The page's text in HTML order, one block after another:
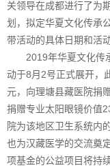
关领导在成都进行了为
划，拟定华夏文化传承
带活动的具体日期和活动
2019年华夏文化传
动于8月2号正式展开，
元，向理塘县藏医院捐
捐赠专业太阳眼镜价值
院为该地区卫生系统内
也为汉藏医学的交流奠
项基金的公益项目将持